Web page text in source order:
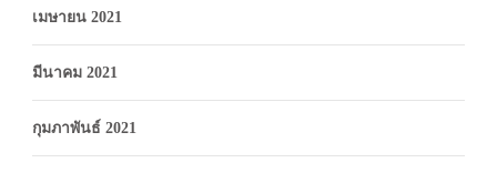
เมษายน 2021
มีนาคม 2021
กุมภาพันธ์ 2021